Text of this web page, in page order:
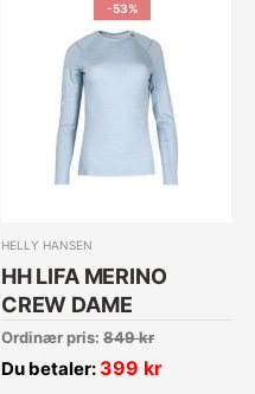
-53%
HELLY HANSEN
HH LIFA MERINO
CREW DAME
Ordinær pris: 849kr
Du betaler: 399 kr